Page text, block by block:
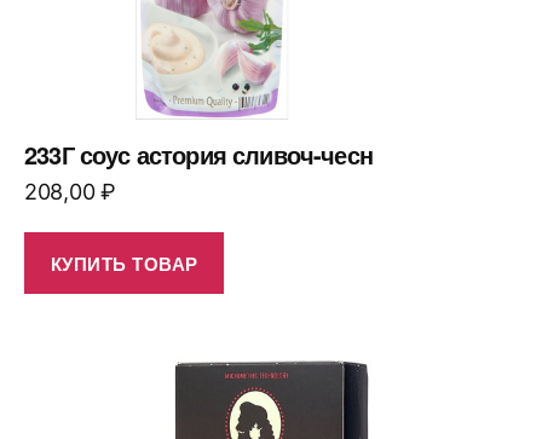
233Г соус астория сливоч-чесн
208,00₽
КУПИТЬ ТОВАР